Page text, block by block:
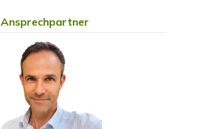
Ansprechpartner